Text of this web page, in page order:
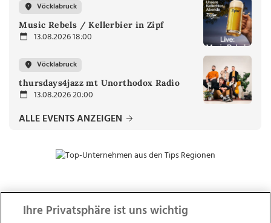
Vöcklabruck
Music Rebels / Kellerbier in Zipf
13.08.2026 18:00
Vöcklabruck
thursdays4jazz mt Unorthodox Radio
13.08.2026 20:00
ALLE EVENTS ANZEIGEN
ZUR NACHRICHTENÜBERSICHT
Ihre Privatsphäre ist uns wichtig